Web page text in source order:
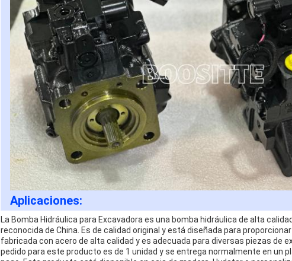
Aplicaciones:
La Bomba Hidráulica para Excavadora es una bomba hidráulica de alta
reconocida de China. Es de calidad original y está diseñada para
fabricada con acero de alta calidad y es adecuada para diversas piezas de
pedido para este producto es de 1 unidad y se entrega normalmente en un